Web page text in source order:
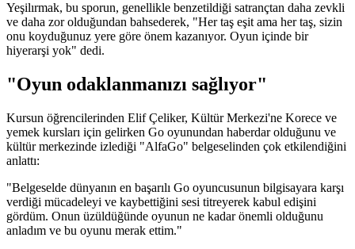
Yeşilırmak, bu sporun, genellikle benzetildiği satrançtan daha zevkli
ve daha zor olduğundan bahsederek, "Her taş eşit ama her taş, sizin
onu koyduğunuz yere göre önem kazanıyor. Oyun içinde bir
hiyerarşi yok" dedi.
"Oyun odaklanmanızı sağlıyor"
Kursun öğrencilerinden Elif Çeliker, Kültür Merkezi'ne Korece ve
yemek kursları için gelirken Go oyunundan haberdar olduğunu ve
kültür merkezinde izlediği "AlfaGo" belgeselinden çok etkilendiğini
anlattı:
"Belgeselde dünyanın en başarılı Go oyuncusunun bilgisayara karşı
verdiği mücadeleyi ve kaybettiğini sesi titreyerek kabul edişini
gördüm. Onun üzüldüğünde oyunun ne kadar önemli olduğunu
anladım ve bu oyunu merak ettim."